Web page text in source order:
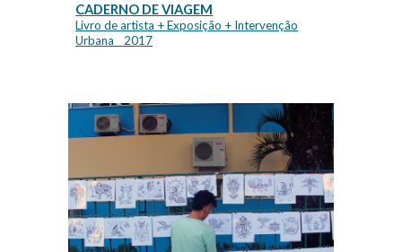
CADERNO DE VIAGEM
Livro de artista + Exposição + Intervenção
Urbana _ 2017